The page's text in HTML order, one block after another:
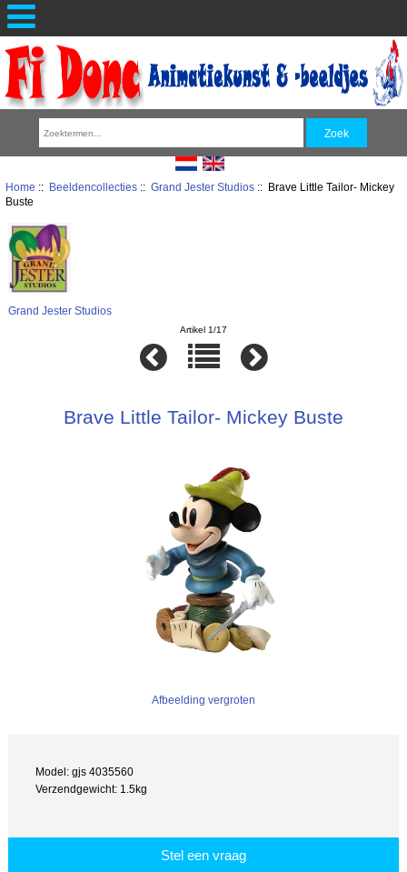
Home :: Beeldencollecties:: Grand Jester Studios:: Brave Little Tailor- Mickey
Buste
Grand Jester Studios
Artikel 1/17
Brave Little Tailor- Mickey Buste
Afbeelding vergroten
Model: gjs 4035560
Verzendgewicht: 1.5kg
Stel een vraag